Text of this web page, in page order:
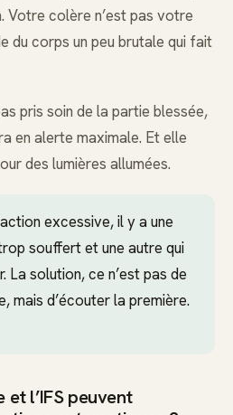
Votre colère n’est pas votre
du corps un peu brutale qui fait
pris soin de la partie blessée,
en alerte maximale. Et elle
des lumières allumées.
excessive, il y a une
souffert et une autre qui
La solution, ce n’est pas de
mais d’écouter la première.
et l’IFS peuvent